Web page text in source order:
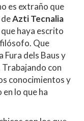
es extraño que
Azti Tecnalia
haya escrito
Que
Fura dels Baus y
con
conocimientos y
lo que ha